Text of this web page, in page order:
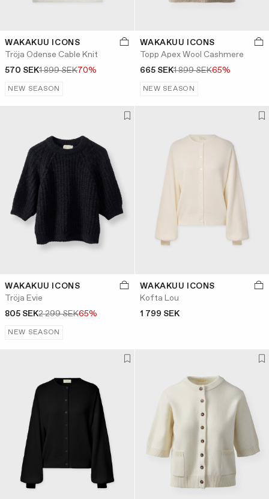
WAKAKUU ICONS
Tröja Odense Cable Knit
570 SEK1 899 SEK70%
NEW SEASON
WAKAKUU ICONS
Topp Apex Wool Cashmere
665 SEK1 899 SEK65%
NEW SEASON
WAKAKUU ICONS
Tröja Evie
805 SEK2 299 SEK65%
NEW SEASON
WAKAKUU ICONS
Kofta Lou
1 799 SEK